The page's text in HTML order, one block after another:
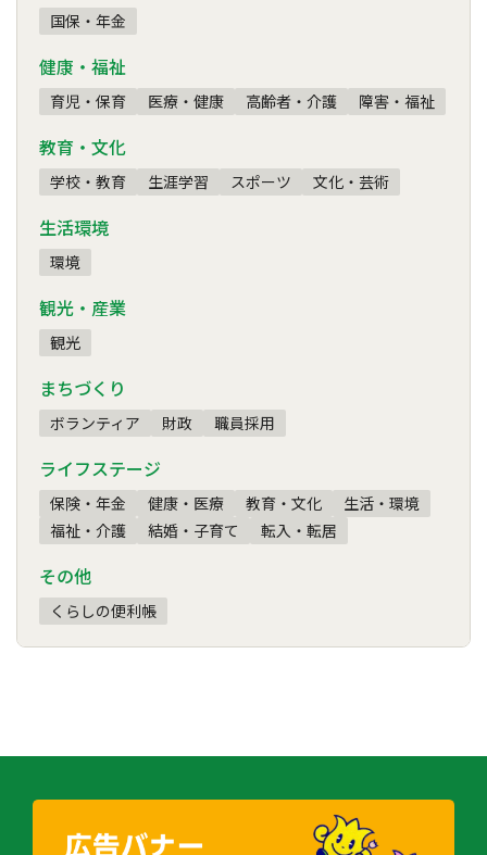
国保・年金
健康・福祉
育児・保育 医療・健康 高齢者・介護 障害・福祉
教育・文化
学校・教育 生涯学習 スポーツ 文化・芸術
生活環境
環境
観光・産業
観光
まちづくり
ボランティア 財政 職員採用
ライフステージ
保険・年金 健康・医療 教育・文化
生活・環境
福祉・介護
結婚・子育て 転入・転居
その他
くらしの便利帳